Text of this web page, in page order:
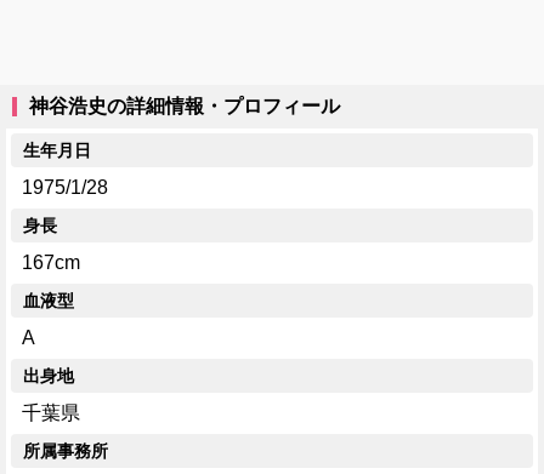
神谷浩史の詳細情報・プロフィール
生年月日
1975/1/28
身長
167cm
血液型
A
出身地
千葉県
所属事務所